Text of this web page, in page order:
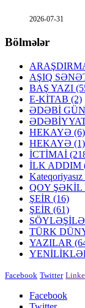
2026-07-31
Bölmələr
AŞIQ
BAŞ YAZI
E-KİTAB (2)
ƏDƏBİ
HEKAYƏ (6)
HEKAYƏ (1)
İCTİMAİ
İLK ADDIM
Kateqoriyasız
QOY
ŞEİR (16)
ŞEİR (61)
TÜRK
YAZILAR
Facebook Twitter
Facebook